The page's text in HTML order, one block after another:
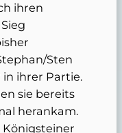
ihren
Sten
ihrer Partie.
sie bereits
herankam.
Königsteiner